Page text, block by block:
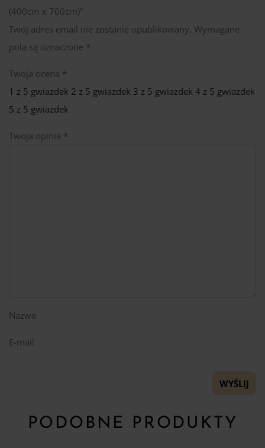
(400cm x 700cm)”
Twój adres email nie zostanie opublikowany. Wymagane
pola są oznaczone *
Twoja ocena *
1 z 5 gwiazdek 2 z 5 gwiazdek 3 z 5 gwiazdek 4 z 5 gwiazdek
5 z 5 gwiazdek
Twoja opinia *
Nazwa
E-mail
PODOBNE PRODUKTY